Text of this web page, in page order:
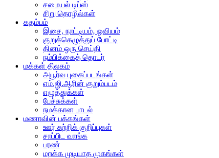
சமையல் டிப்ஸ்
சிறு தொழில்கள்
கதம்பம்
இசை, நாட்டியம், ஓவியம்
குறுக்கெழுத்துப் போட்டி
தினம் ஒரு செய்தி
நம்பிக்கைத் தொடர்
மக்கள் திலகம்
அபூர்வ புகைப்படங்கள்
எம்.ஜி.ஆரின் குறும்படம்
எழுத்துக்கள்
பேச்சுக்கள்
நமக்கான பாடல்
மணாவின் பக்கங்கள்
ஊர் சுற்றிக் குறிப்புகள்
சாப்பிட வாங்க
பரண்
மறக்க முடியாத முகங்கள்